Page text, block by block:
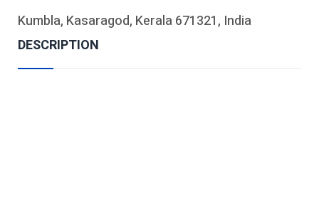
Kumbla, Kasaragod, Kerala 671321, India
DESCRIPTION